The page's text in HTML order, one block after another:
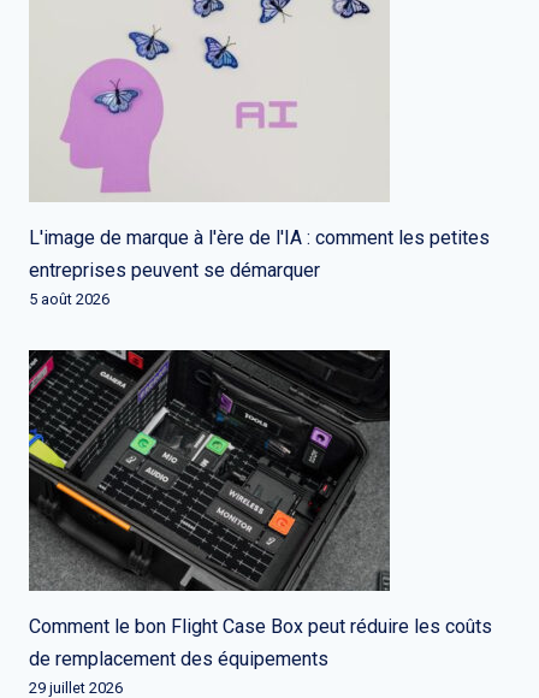
L'image de marque à l'ère de l'IA : comment les petites
entreprises peuvent se démarquer
5 août 2026
Comment le bon Flight Case Box peut réduire les coûts
de remplacement des équipements
29 juillet 2026